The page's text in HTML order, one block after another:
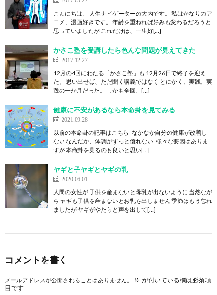
こんにちは。 人生ナビゲーターの大内です。 私はかなりのア
ニメ、漫画好きです。 年齢を重ねれば好みも変わるだろうと
思っていましたが これだけは、一生好[…]
かさこ塾を受講したら色んな問題が見えてきた
2017.12.27
12月の4回にわたる「かさこ塾」も 12月26日で終了を迎え
た。 思い出せば、ただ聞く講義ではなく とにかく、実践、実
践の一か月だった。 しかも全回、[…]
健康に不安があるなら本命卦を見てみる
2021.09.28
以前の本命卦の記事はこちら なかなか自分の健康が改善し
ない なんだか、体調がずっと優れない 様々な要因はありま
すが 本命卦を見るのも良いと思い[…]
ヤギと子ヤギとヤギの乳
2020.06.01
人間の女性が 子供を産まないと母乳が出ないように 当然なが
ら ヤギも子供を産まないとお乳を出しません 季節はもう忘れ
ましたが ヤギがやたらと声を出して[…]
コメントを書く
メールアドレスが公開されることはありません。 ※ が付いている欄は必須項
目です